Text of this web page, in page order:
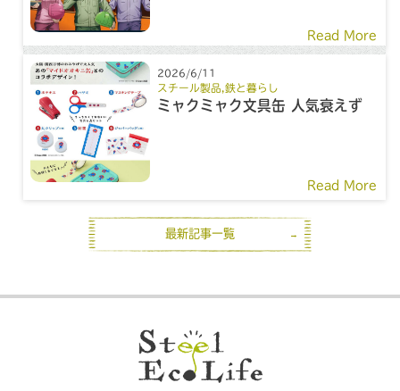
Read More
2026/6/11
スチール製品 ,鉄と暮らし
ミャクミャク文具缶 人気衰えず
Read More
最新記事一覧